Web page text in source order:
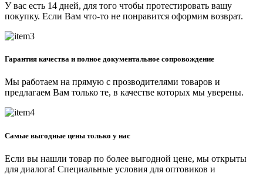
У вас есть 14 дней, для того чтобы протестировать вашу
покупку. Если Вам что-то не понравится оформим возврат.
Гарантия качества и полное документальное сопровождение
Мы работаем на прямую с прозводителями товаров и
предлагаем Вам только те, в качестве которых мы уверены.
Самые выгодные цены только у нас
Если вы нашли товар по более выгодной цене, мы открыты
для диалога! Специальные условия для оптовиков и